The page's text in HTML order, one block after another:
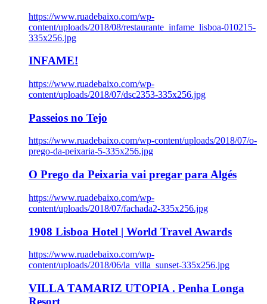
https://www.ruadebaixo.com/wp-
content/uploads/2018/08/restaurante_infame_lisboa-010215-
335x256.jpg
INFAME!
https://www.ruadebaixo.com/wp-
content/uploads/2018/07/dsc2353-335x256.jpg
Passeios no Tejo
https://www.ruadebaixo.com/wp-content/uploads/2018/07/o-
prego-da-peixaria-5-335x256.jpg
O Prego da Peixaria vai pregar para Algés
https://www.ruadebaixo.com/wp-
content/uploads/2018/07/fachada2-335x256.jpg
1908 Lisboa Hotel | World Travel Awards
https://www.ruadebaixo.com/wp-
content/uploads/2018/06/la_villa_sunset-335x256.jpg
VILLA TAMARIZ UTOPIA . Penha Longa
Resort